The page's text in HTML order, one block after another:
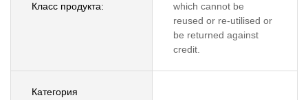
Класс продукта:
which cannot be
reused or re-utilised or
be returned against
credit.
Категория